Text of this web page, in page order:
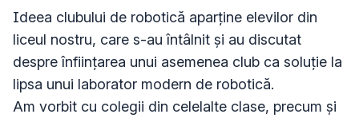
Ideea clubului de robotică aparține elevilor din
liceul nostru, care s-au întâlnit și au discutat
despre înființarea unui asemenea club ca soluție la
lipsa unui laborator modern de robotică.
Am vorbit cu colegii din celelalte clase, precum și